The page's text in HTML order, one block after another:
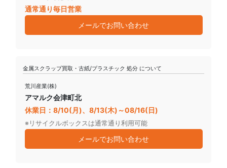
通常通り毎日営業
メールでお問い合わせ
金属スクラップ買取・古紙/プラスチック 処分 について
荒川産業(株)
アマルク会津町北
休業日：8/10(月)、8/13(木)～08/16(日)
※リサイクルボックスは通常通り利用可能
メールでお問い合わせ